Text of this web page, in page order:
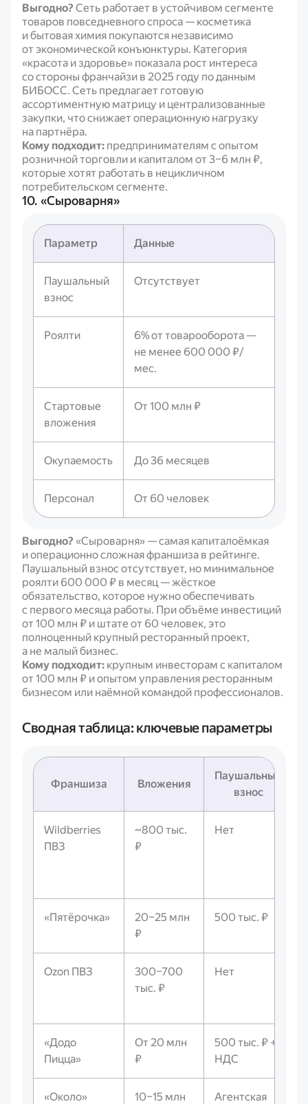
Выгодно? Сеть работает в устойчивом сегменте
товаров повседневного спроса — косметика
и бытовая химия покупаются независимо
от экономической конъюнктуры. Категория
«красота и здоровье» показала рост интереса
со стороны франчайзи в 2025 году по данным
БИБОСС. Сеть предлагает готовую
ассортиментную матрицу и централизованные
закупки, что снижает операционную нагрузку
на партнёра.
Кому подходит: предпринимателям с опытом
розничной торговли и капиталом от 3–6 млн ₽,
которые хотят работать в нецикличном
потребительском сегменте.
10. «Сыроварня»
Параметр Данные
Паушальный
взнос
Отсутствует
Роялти
6% от товарооборота —
не менее 600 000 ₽/
мес.
Стартовые
вложения
От 100 млн ₽
Окупаемость До 36 месяцев
Персонал От 60 человек
Выгодно? «Сыроварня» — самая капиталоёмкая
и операционно сложная франшиза в рейтинге.
Паушальный взнос отсутствует, но минимальное
роялти 600 000 ₽ в месяц — жёсткое
обязательство, которое нужно обеспечивать
с первого месяца работы. При объёме инвестиций
от 100 млн ₽ и штате от 60 человек, это
полноценный крупный ресторанный проект,
а не малый бизнес.
Кому подходит: крупным инвесторам с капиталом
от 100 млн ₽ и опытом управления ресторанным
бизнесом или наёмной командой профессионалов.
Сводная таблица: ключевые параметры
Франшиза Вложения
Паушальный
взнос
Wildberries
ПВЗ
~800 тыс.
₽
Нет
«Пятёрочка»
20–25 млн
₽
500 тыс. ₽
Ozon ПВЗ
300–700
тыс. ₽
Нет
«Додо
Пицца»
От 20 млн
₽
500 тыс. ₽ +
НДС
«Около» 10–15 млн Агентская